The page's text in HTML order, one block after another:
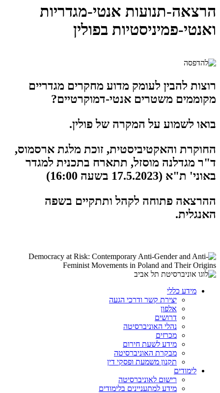
הרצאה-תנועות אנטי-מגדריות
ואנטי-פמיניסטיות בפולין
רוצות להבין לעומק מדוע מחקרים מגדריים
מקוממים משטרים אנטי-דמוקרטיים?
בואו לשמוע על המקרה של פולין.
החוקרת והאקטיביסטית, זוכת מלגת ארסמוס,
ד"ר מגדלנה מוסזל, תתארח בתכנית למגדר
באוני' ת"א (17.5.2023 בשעה 16:00)
ההרצאה פתוחה לקהל ותתקיים בשפה
האנגלית.
מידע כללי
יצירת קשר ודרכי הגעה
אלפון
דרושים
נהלי האוניברסיטה
מכרזים
מידע לשעת חירום
מבקרת האוניברסיטה
תקנון משמעת ופסקי דין
לימודים
רישום לאוניברסיטה
מידע למתעניינים בלימודים